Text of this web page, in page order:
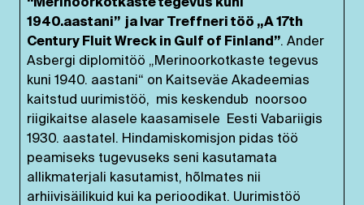
“Merinoorkotkaste tegevus kuni
1940.aastani” ja Ivar Treffneri töö „A 17th
Century Fluit Wreck in Gulf of Finland”. Ander
Asbergi diplomitöö „Merinoorkotkaste tegevus
kuni 1940. aastani“ on Kaitseväe Akadeemias
kaitstud uurimistöö, mis keskendub noorsoo
riigikaitse alasele kaasamisele Eesti Vabariigis
1930. aastatel. Hindamiskomisjon pidas töö
peamiseks tugevuseks seni kasutamata
allikmaterjali kasutamist, hõlmates nii
arhiivisäilikuid kui ka perioodikat. Uurimistöö